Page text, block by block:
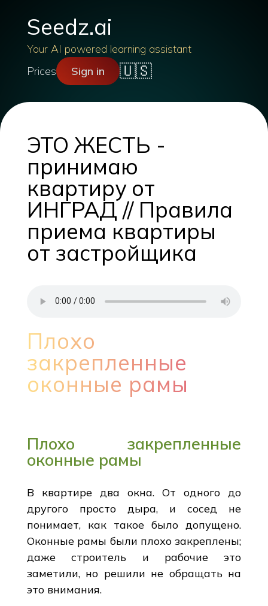
Seedz.ai
Your AI powered learning assistant
Prices
Sign in 🇺🇸
ЭТО ЖЕСТЬ -
принимаю
квартиру от
ИНГРАД // Правила
приема квартиры
от застройщика
Плохо
закрепленные
оконные рамы
Плохо закрепленные
оконные рамы
В квартире два окна. От одного до
другого просто дыра, и сосед не
понимает, как такое было допущено.
Оконные рамы были плохо закреплены;
даже строитель и рабочие это
заметили, но решили не обращать на
это внимания.